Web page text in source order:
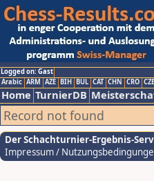
Logged on: Gast
Arabic ARM AZE BIH BUL CAT CHN CRO CZE
Home TurnierDB
Record not found
Der Schachturnier-Ergebnis-
Impressum /